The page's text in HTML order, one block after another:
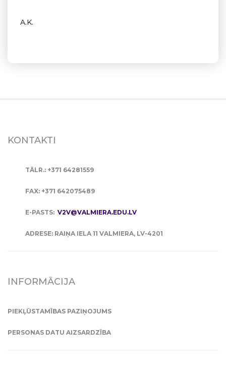
A.K.
KONTAKTI
TĀLR.: +371 64281559
FAX: +371 642075489
E-PASTS: V2V@VALMIERA.EDU.LV
ADRESE: RAIŅA IELA 11 VALMIERA, LV-4201
INFORMĀCIJA
PIEKĻŪSTAMĪBAS PAZIŅOJUMS
PERSONAS DATU AIZSARDZĪBA